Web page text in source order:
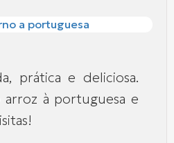
prática e deliciosa.
à portuguesa e